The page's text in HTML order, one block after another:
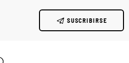
SUSCRIBIRSE